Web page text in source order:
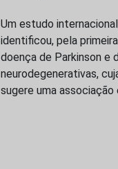
Um estudo
identificou, pela
doença de Parkinson e
neurodegenerativas,
sugere uma